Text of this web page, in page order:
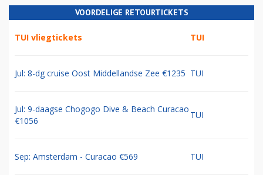
VOORDELIGE RETOURTICKETS
TUI vliegtickets TUI
Jul: 8-dg cruise Oost Middellandse Zee €1235 TUI
Jul: 9-daagse Chogogo Dive & Beach Curacao
€1056
TUI
Sep: Amsterdam - Curacao €569 TUI